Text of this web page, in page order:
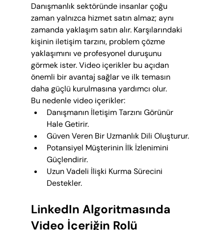
Danışmanlık sektöründe insanlar çoğu
zaman yalnızca hizmet satın almaz; aynı
zamanda yaklaşım satın alır. Karşılarındaki
kişinin iletişim tarzını, problem çözme
yaklaşımını ve profesyonel duruşunu
görmek ister. Video içerikler bu açıdan
önemli bir avantaj sağlar ve ilk temasın
daha güçlü kurulmasına yardımcı olur.
Bu nedenle video içerikler:
Danışmanın İletişim Tarzını Görünür
Hale Getirir.
Güven Veren Bir Uzmanlık Dili Oluşturur.
Potansiyel Müşterinin İlk İzlenimini
Güçlendirir.
Uzun Vadeli İlişki Kurma Sürecini
Destekler.
LinkedIn Algoritmasında
Video İçeriğin Rolü